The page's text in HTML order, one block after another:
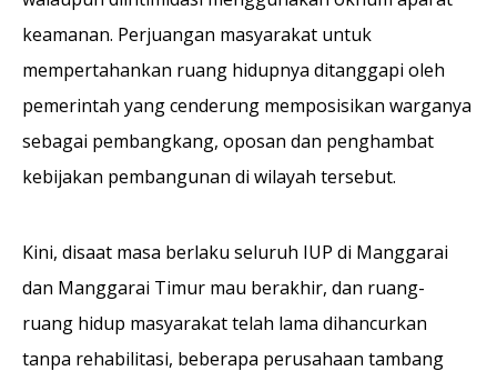
keamanan. Perjuangan masyarakat untuk
mempertahankan ruang hidupnya ditanggapi oleh
pemerintah yang cenderung memposisikan warganya
sebagai pembangkang, oposan dan penghambat
kebijakan pembangunan di wilayah tersebut.
Kini, disaat masa berlaku seluruh IUP di Manggarai
dan Manggarai Timur mau berakhir, dan ruang-
ruang hidup masyarakat telah lama dihancurkan
tanpa rehabilitasi, beberapa perusahaan tambang